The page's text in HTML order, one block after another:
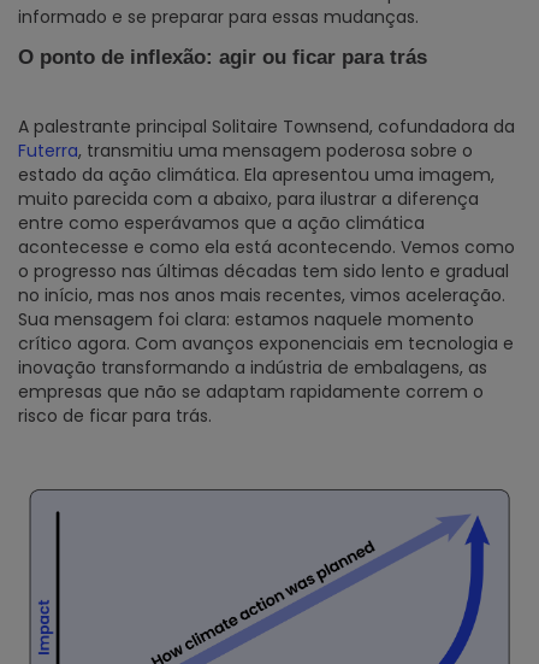
informado e se preparar para essas mudanças.
O ponto de inflexão: agir ou ficar para trás
A palestrante principal Solitaire Townsend, cofundadora da
Futerra, transmitiu uma mensagem poderosa sobre o
estado da ação climática. Ela apresentou uma imagem,
muito parecida com a abaixo, para ilustrar a diferença
entre como esperávamos que a ação climática
acontecesse e como ela está acontecendo. Vemos como
o progresso nas últimas décadas tem sido lento e gradual
no início, mas nos anos mais recentes, vimos aceleração.
Sua mensagem foi clara: estamos naquele momento
crítico agora. Com avanços exponenciais em tecnologia e
inovação transformando a indústria de embalagens, as
empresas que não se adaptam rapidamente correm o
risco de ficar para trás.